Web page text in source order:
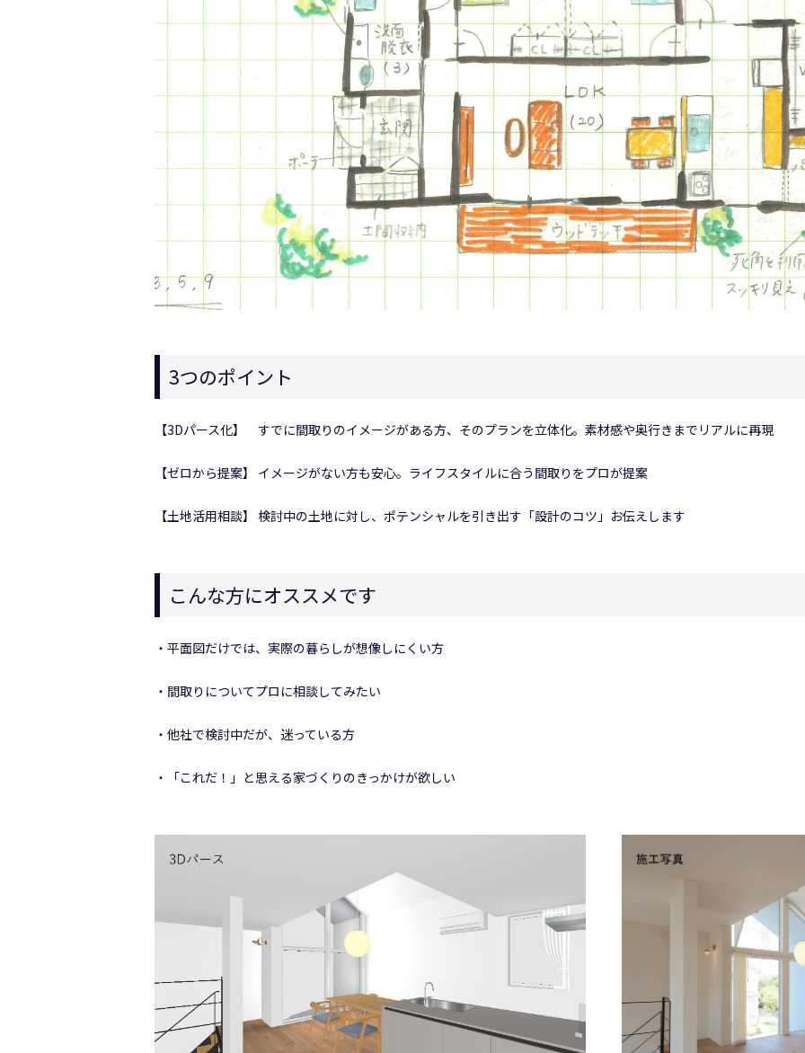
3つのポイント
【3Dパース化】 すでに間取りのイメージがある方、そのプランを立体化。素材感や奥行きまでリアルに再現
【ゼロから提案】 イメージがない方も安心。ライフスタイルに合う間取りをプロが提案
【土地活用相談】 検討中の土地に対し、ポテンシャルを引き出す「設計のコツ」お伝えします
こんな方にオススメです
・平面図だけでは、実際の暮らしが想像しにくい方
・間取りについてプロに相談してみたい
・他社で検討中だが、迷っている方
・「これだ！」と思える家づくりのきっかけが欲しい